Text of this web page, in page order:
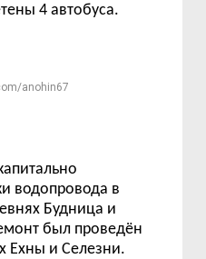
4 автобуса.
anohin67
водопровода в
Будница и
был проведён
Ехны и Селезни.